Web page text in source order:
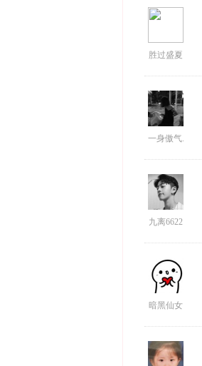
胜过盛夏
一身傲气.
九离6622
暗黑仙女